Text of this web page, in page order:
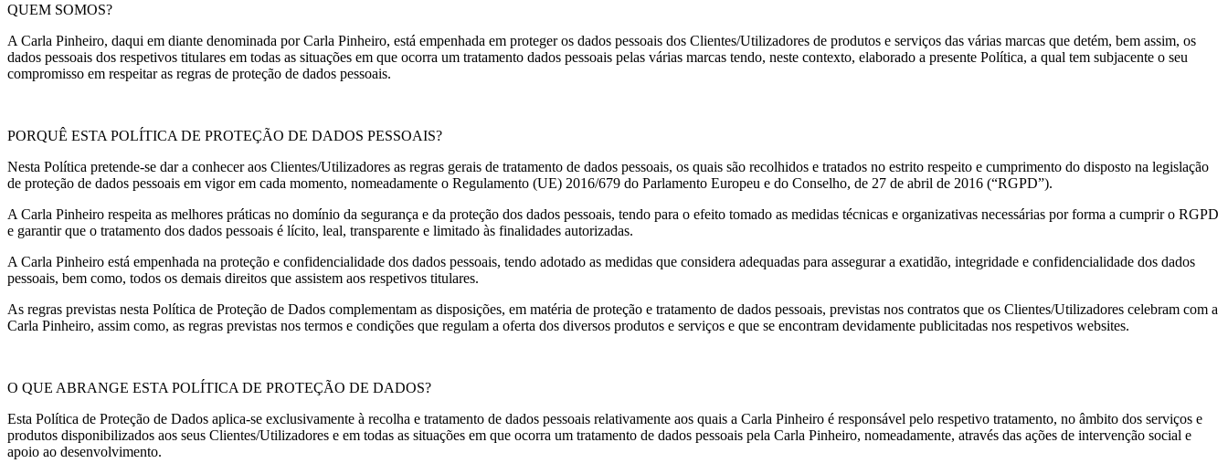
QUEM SOMOS?
A Carla Pinheiro, daqui em diante denominada por Carla Pinheiro, está empenhada em proteger os dados pessoais dos Clientes/Utilizadores de produtos e serviços das várias marcas que detém, bem assim, os
dados pessoais dos respetivos titulares em todas as situações em que ocorra um tratamento dados pessoais pelas várias marcas tendo, neste contexto, elaborado a presente Política, a qual tem subjacente o seu
compromisso em respeitar as regras de proteção de dados pessoais.
PORQUÊ ESTA POLÍTICA DE PROTEÇÃO DE DADOS PESSOAIS?
Nesta Política pretende-se dar a conhecer aos Clientes/Utilizadores as regras gerais de tratamento de dados pessoais, os quais são recolhidos e tratados no estrito respeito e cumprimento do disposto na legislação
de proteção de dados pessoais em vigor em cada momento, nomeadamente o Regulamento (UE) 2016/679 do Parlamento Europeu e do Conselho, de 27 de abril de 2016 (“RGPD”).
A Carla Pinheiro respeita as melhores práticas no domínio da segurança e da proteção dos dados pessoais, tendo para o efeito tomado as medidas técnicas e organizativas necessárias por forma a cumprir o RGPD
e garantir que o tratamento dos dados pessoais é lícito, leal, transparente e limitado às finalidades autorizadas.
A Carla Pinheiro está empenhada na proteção e confidencialidade dos dados pessoais, tendo adotado as medidas que considera adequadas para assegurar a exatidão, integridade e confidencialidade dos dados
pessoais, bem como, todos os demais direitos que assistem aos respetivos titulares.
As regras previstas nesta Política de Proteção de Dados complementam as disposições, em matéria de proteção e tratamento de dados pessoais, previstas nos contratos que os Clientes/Utilizadores celebram com a
Carla Pinheiro, assim como, as regras previstas nos termos e condições que regulam a oferta dos diversos produtos e serviços e que se encontram devidamente publicitadas nos respetivos websites.
O QUE ABRANGE ESTA POLÍTICA DE PROTEÇÃO DE DADOS?
Esta Política de Proteção de Dados aplica-se exclusivamente à recolha e tratamento de dados pessoais relativamente aos quais a Carla Pinheiro é responsável pelo respetivo tratamento, no âmbito dos serviços e
produtos disponibilizados aos seus Clientes/Utilizadores e em todas as situações em que ocorra um tratamento de dados pessoais pela Carla Pinheiro, nomeadamente, através das ações de intervenção social e
apoio ao desenvolvimento.